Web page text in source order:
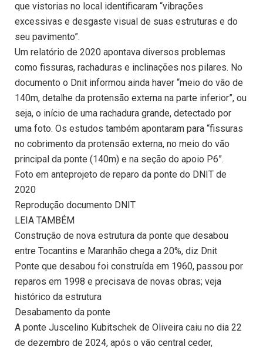
que vistorias no local identificaram “vibrações
excessivas e desgaste visual de suas estruturas e do
seu pavimento”.
Um relatório de 2020 apontava diversos problemas
como fissuras, rachaduras e inclinações nos pilares. No
documento o Dnit informou ainda haver “meio do vão de
140m, detalhe da protensão externa na parte inferior”, ou
seja, o início de uma rachadura grande, detectado por
uma foto. Os estudos também apontaram para “fissuras
no cobrimento da protensão externa, no meio do vão
principal da ponte (140m) e na seção do apoio P6”.
Foto em anteprojeto de reparo da ponte do DNIT de
2020
Reprodução documento DNIT
LEIA TAMBÉM
Construção de nova estrutura da ponte que desabou
entre Tocantins e Maranhão chega a 20%, diz Dnit
Ponte que desabou foi construída em 1960, passou por
reparos em 1998 e precisava de novas obras; veja
histórico da estrutura
Desabamento da ponte
A ponte Juscelino Kubitschek de Oliveira caiu no dia 22
de dezembro de 2024, após o vão central ceder,